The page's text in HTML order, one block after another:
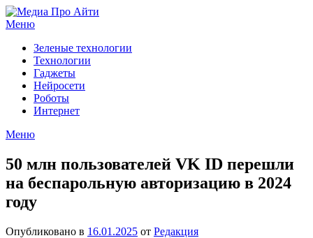
Перейти
к
Меню
Зеленые технологии
Технологии
Гаджеты
Нейросети
Роботы
Интернет
Меню
50 млн пользователей VK ID перешли
на беспарольную авторизацию в 2024
году
Опубликовано в 16.01.2025 от Редакция